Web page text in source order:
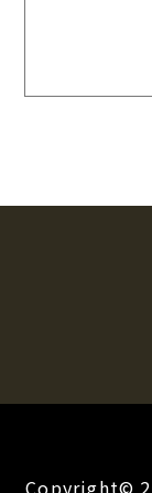
Copyright©